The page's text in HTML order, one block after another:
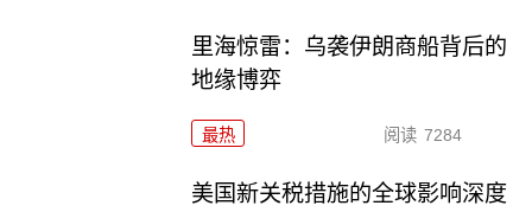
里海惊雷：乌袭伊朗商船背后的
地缘博弈
最热 阅读 7284
美国新关税措施的全球影响深度